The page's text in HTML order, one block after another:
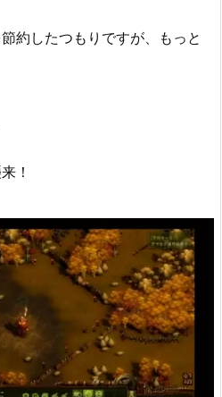
約したつもりですが、もっと
！